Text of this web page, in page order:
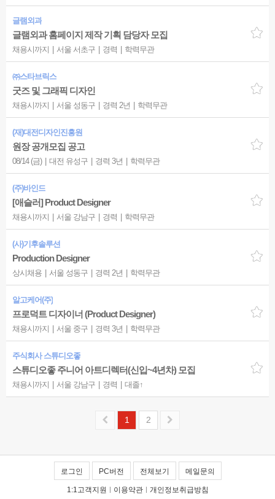
글램외과
글램외과 홈페이지 제작 기획 담당자 모집
채용시까지 서울 서초구 경력 학력무관
㈜스타브릭스
굿즈 및 그래픽 디자인
채용시까지 서울 성동구 경력 2년 학력무관
(재)대전디자인진흥원
원장 공개모집 공고
08/14 (금) 대전 유성구 경력 3년 학력무관
(주)바인드
[애슬러] Product Designer
채용시까지 서울 강남구 경력 학력무관
(사)기후솔루션
Production Designer
상시채용 서울 성동구 경력 2년 학력무관
알고케어(주)
프로덕트 디자이너 (Product Designer)
채용시까지 서울 중구 경력 3년 학력무관
주식회사 스튜디오좋
스튜디오좋 주니어 아트디렉터(신입~4년차) 모집
채용시까지 서울 강남구 경력 대졸↑
1 2
로그인 PC버전 전체보기 메일문의
1:1고객지원 | 이용약관 | 개인정보취급방침